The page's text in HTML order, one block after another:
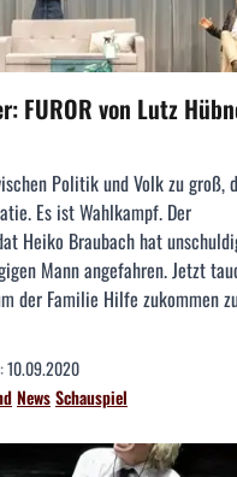
FUROR von Lutz
Politik und Volk zu groß,
Es ist Wahlkampf. Der
Heiko Braubach hat
Mann angefahren. Jetzt
der Familie Hilfe zukommen
10.09.2020
NewsSchauspiel